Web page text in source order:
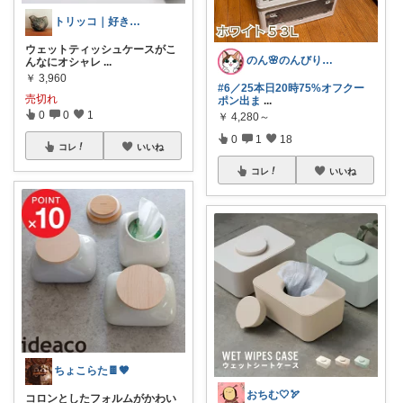
トリッコ｜好きな雑貨・インテリア
ウェットティッシュケースがこ
んなにオシャレ ...
￥ 3,960
売切れ
0 0 1
コレ いいね
ちょこらた🍫🤎
コロンとしたフォルムがかわい
のん🌸のんびり生活✨
#6／25本日20時75%オフクー
ポン出ま ...
￥ 4,280～
0 1 18
コレ いいね
おちむ🤍🏹